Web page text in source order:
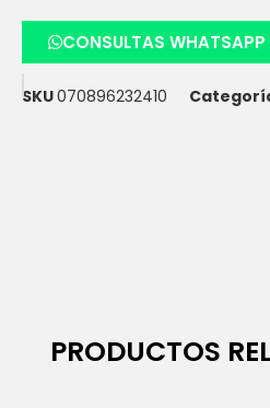
CONSULTAS WHATSAPP
SKU070896232410
PRODUCTOS